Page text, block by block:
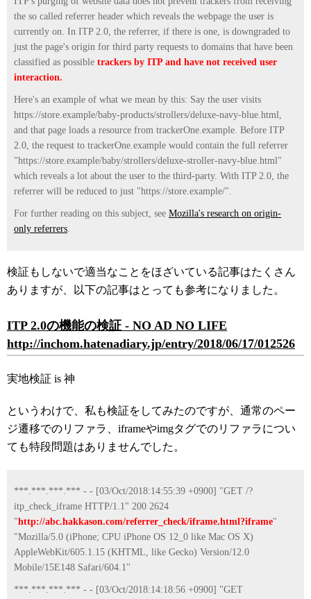
the so called referrer header which reveals the webpage the user is
currently on. In ITP 2.0, the referrer, if there is one, is downgraded to
just the page's origin for third party requests to domains that have been
classified as possible trackers by ITP and have not received user
interaction.
Here's an example of what we mean by this: Say the user visits
https://store.example/baby-products/strollers/deluxe-navy-blue.html,
and that page loads a resource from trackerOne.example. Before ITP
2.0, the request to trackerOne.example would contain the full referrer
"https://store.example/baby/strollers/deluxe-stroller-navy-blue.html"
which reveals a lot about the user to the third-party. With ITP 2.0, the
referrer will be reduced to just "https://store.example/".
For further reading on this subject, see Mozilla's research on origin-
only referrers.
検証もしないで適当なことをほざいている記事はたくさん
ありますが、以下の記事はとっても参考になりました。
ITP 2.0の機能の検証 - NO AD NO LIFE
http://inchom.hatenadiary.jp/entry/2018/06/17/012526
実地検証 is 神
というわけで、私も検証をしてみたのですが、通常のペー
ジ遷移でのリファラ、iframeやimgタグでのリファラについ
ても特段問題はありませんでした。
***.***.***.*** - - [03/Oct/2018:14:55:39 +0900] "GET /?
itp_check_iframe HTTP/1.1" 200 2624
"http://abc.hakkason.com/referrer_check/iframe.html?iframe"
"Mozilla/5.0 (iPhone; CPU iPhone OS 12_0 like Mac OS X)
AppleWebKit/605.1.15 (KHTML, like Gecko) Version/12.0
Mobile/15E148 Safari/604.1"
***.***.***.*** - - [03/Oct/2018:14:18:56 +0900] "GET